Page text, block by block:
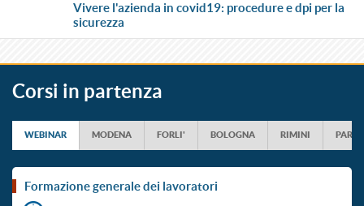
vivere l'azienda in covid19: procedure e dpi per la
sicurezza
Corsi in partenza
WEBINAR MODENA FORLI' BOLOGNA RIMINI
formazione generale dei lavoratori